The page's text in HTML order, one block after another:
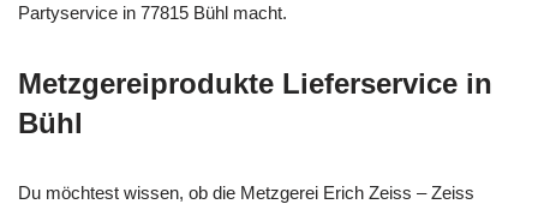
Partyservice in 77815 Bühl macht.
Metzgereiprodukte Lieferservice in
Bühl
Du möchtest wissen, ob die Metzgerei Erich Zeiss – Zeiss